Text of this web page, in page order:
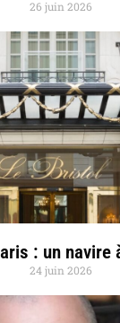
26 juin 2026
: un navire
24 juin 2026